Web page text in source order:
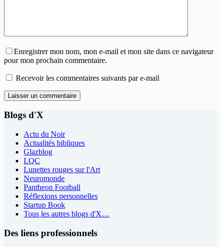
Enregistrer mon nom, mon e-mail et mon site dans ce navigateur
pour mon prochain commentaire.
Recevoir les commentaires suivants par e-mail
Laisser un commentaire
Blogs d'X
Actu du Noir
Actualités bibliques
Glazblog
LQC
Lunettes rouges sur l'Art
Neuromonde
Pantheon Football
Réflexions personnelles
Startup Book
Tous les autres blogs d'X…
Des liens professionnels